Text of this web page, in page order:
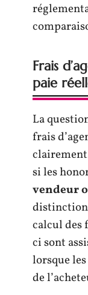
Frais
paie
La
frais
si les
vendeur
calcul des
ci sont
lorsque
de